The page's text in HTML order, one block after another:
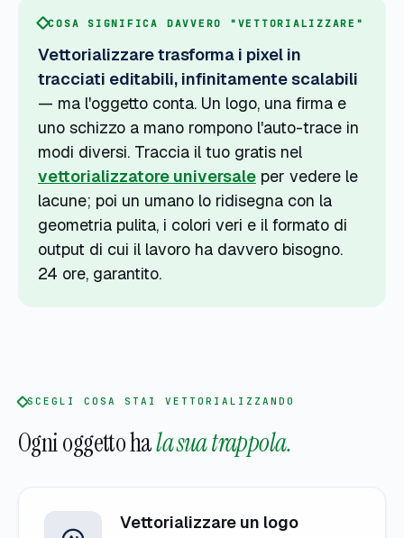
COSA SIGNIFICA DAVVERO "VETTORIALIZZARE"
Vettorializzare trasforma i pixel in
tracciati editabili, infinitamente scalabili
— ma l'oggetto conta. Un logo, una firma e
uno schizzo a mano rompono l'auto-trace in
modi diversi. Traccia il tuo gratis nel
vettorializzatore universale per vedere le
lacune; poi un umano lo ridisegna con la
geometria pulita, i colori veri e il formato di
output di cui il lavoro ha davvero bisogno.
24 ore, garantito.
SCEGLI COSA STAI VETTORIALIZZANDO
Ogni oggetto hala sua trappola.
Vettorializzare un logo